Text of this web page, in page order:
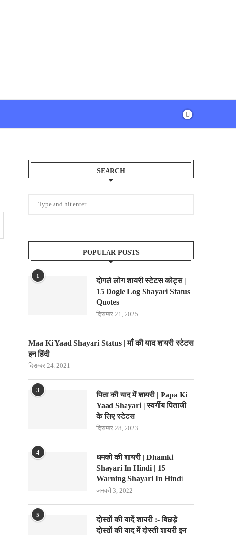
SEARCH
POPULAR POSTS
1
दोगले लोग शायरी स्टेटस कोट्स |
15 Dogle Log Shayari Status
Quotes
दिसम्बर 21, 2025
Maa Ki Yaad Shayari Status | माँ की याद शायरी स्टेटस
इन हिंदी
दिसम्बर 24, 2021
3
पिता की याद में शायरी | Papa Ki
Yaad Shayari | स्वर्गीय पिताजी
के लिए स्टेटस
दिसम्बर 28, 2023
4
धमकी की शायरी | Dhamki
Shayari In Hindi | 15
Warning Shayari In Hindi
जनवरी 3, 2022
5
दोस्तों की यादें शायरी :- बिछड़े
दोस्तों की याद में दोस्ती शायरी इन